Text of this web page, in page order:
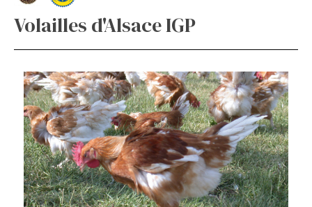
Volailles d'Alsace IGP